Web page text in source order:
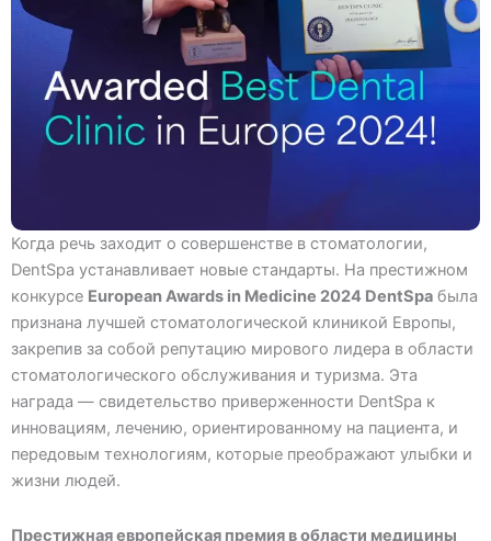
Когда речь заходит о совершенстве в стоматологии,
DentSpa устанавливает новые стандарты. На престижном
конкурсе European Awards in Medicine 2024 DentSpa была
признана лучшей стоматологической клиникой Европы,
закрепив за собой репутацию мирового лидера в области
стоматологического обслуживания и туризма. Эта
награда — свидетельство приверженности DentSpa к
инновациям, лечению, ориентированному на пациента, и
передовым технологиям, которые преображают улыбки и
жизни людей.
Престижная европейская премия в области медицины